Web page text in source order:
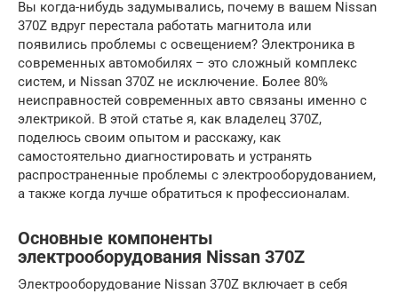
Вы когда-нибудь задумывались, почему в вашем Nissan
370Z вдруг перестала работать магнитола или
появились проблемы с освещением? Электроника в
современных автомобилях – это сложный комплекс
систем, и Nissan 370Z не исключение. Более 80%
неисправностей современных авто связаны именно с
электрикой. В этой статье я, как владелец 370Z,
поделюсь своим опытом и расскажу, как
самостоятельно диагностировать и устранять
распространенные проблемы с электрооборудованием,
а также когда лучше обратиться к профессионалам.
Основные компоненты
электрооборудования Nissan 370Z
Электрооборудование Nissan 370Z включает в себя